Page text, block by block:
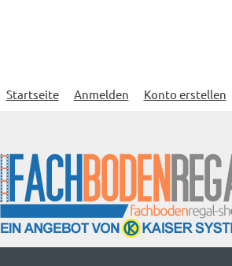
Startseite Anmelden Konto erstellen